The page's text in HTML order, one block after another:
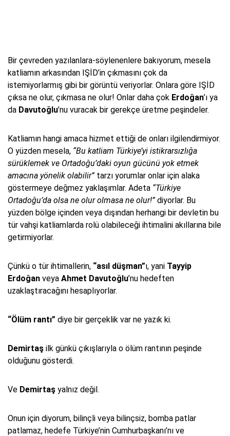
Bir çevreden yazılanlara-söylenenlere bakıyorum, mesela
katliamın arkasından IŞİD’in çıkmasını çok da
istemiyorlarmış gibi bir görüntü veriyorlar. Onlara göre IŞİD
çıksa ne olur, çıkmasa ne olur! Onlar daha çok Erdoğan’ı ya
da Davutoğlu’nu vuracak bir gerekçe üretme peşindeler.
Katliamın hangi amaca hizmet ettiği de onları ilgilendirmiyor.
O yüzden mesela, “Bu katliam Türkiye’yi istikrarsızlığa
sürüklemek ve Ortadoğu’daki oyun gücünü yok etmek
amacına yönelik olabilir”tarzı yorumlar onlar için alaka
göstermeye değmez yaklaşımlar. Adeta “Türkiye
Ortadoğu’da olsa ne olur olmasa ne olur!”diyorlar. Bu
yüzden bölge içinden veya dışından herhangi bir devletin bu
tür vahşi katliamlarda rolü olabileceği ihtimalini akıllarına bile
getirmiyorlar.
Çünkü o tür ihtimallerin, “asıl düşman”ı, yani Tayyip
Erdoğan veya Ahmet Davutoğlu’nu hedeften
uzaklaştıracağını hesaplıyorlar.
“Ölüm rantı” diye bir gerçeklik var ne yazık ki.
Demirtaş ilk günkü çıkışlarıyla o ölüm rantının peşinde
olduğunu gösterdi.
Ve Demirtaş yalnız değil.
Onun için diyorum, bilinçli veya bilinçsiz, bomba patlar
patlamaz, hedefe Türkiye’nin Cumhurbaşkanı’nı ve